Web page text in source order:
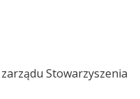
Stowarzyszenia